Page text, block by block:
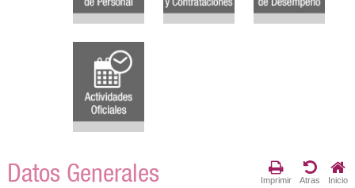
Datos Generales Imprimir Atras Inicio